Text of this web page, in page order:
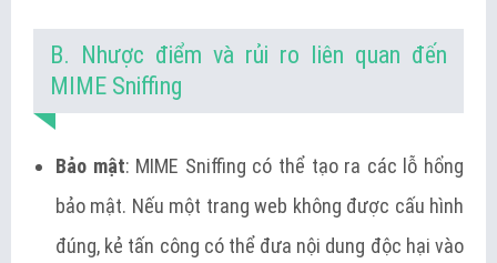
B. Nhược điểm và rủi ro liên quan đến
MIME Sniffing
Bảo mật: MIME Sniffing có thể tạo ra các lỗ hổng
bảo mật. Nếu một trang web không được cấu hình
đúng, kẻ tấn công có thể đưa nội dung độc hại vào